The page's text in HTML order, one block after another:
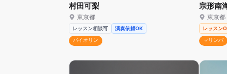
村田可梨
東京都
レッスン相談可
演奏依頼OK
バイオリン
宗形南
東京都
レッスン
マリンバ